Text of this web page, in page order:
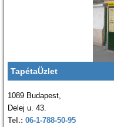
TapétaÜzlet
1089 Budapest,
Delej u. 43.
Tel.: 06-1-788-50-95